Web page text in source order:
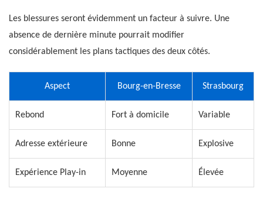
Les blessures seront évidemment un facteur à suivre. Une
absence de dernière minute pourrait modifier
considérablement les plans tactiques des deux côtés.
Aspect Bourg-en-Bresse Strasbourg
Rebond Fort à domicile Variable
Adresse extérieure Bonne Explosive
Expérience Play-in Moyenne Élevée